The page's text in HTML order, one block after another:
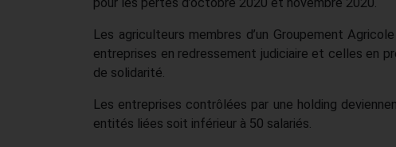
Les agriculteurs membres d’un Groupement
entreprises en redressement judiciaire et celles en
de solidarité.
Les entreprises contrôlées par une holding
entités liées soit inférieur à 50 salariés.